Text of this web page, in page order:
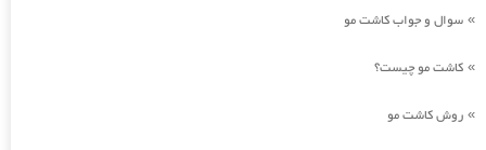
» سوال و جواب کاشت مو
» کاشت مو چیست؟
» روش کاشت مو